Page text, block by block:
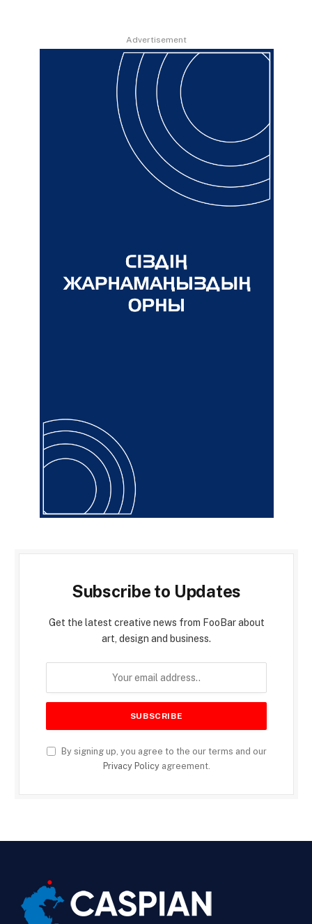
Advertisement
Subscribe to Updates
Get the latest creative news from FooBar about
art, design and business.
By signing up, you agree to the our terms and our
Privacy Policyagreement.